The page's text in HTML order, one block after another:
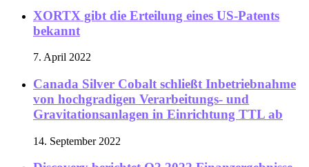
XORTX gibt die Erteilung eines US-Patents
bekannt
7. April 2022
Canada Silver Cobalt schließt Inbetriebnahme
von hochgradigen Verarbeitungs- und
Gravitationsanlagen in Einrichtung TTL ab
14. September 2022